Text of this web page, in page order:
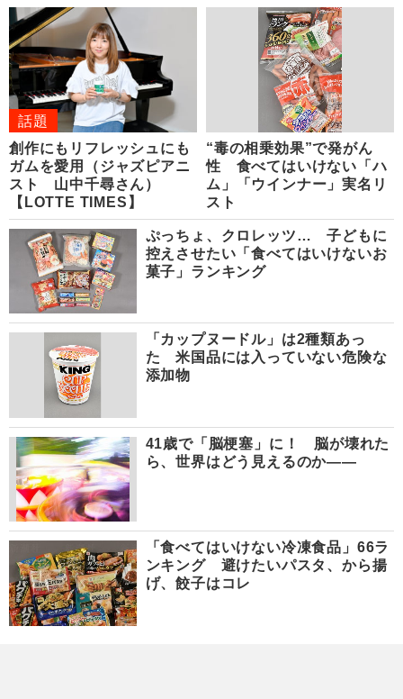
話題
創作にもリフレッシュにも
ガムを愛用（ジャズピアニ
スト 山中千尋さん）
【LOTTE TIMES】
“毒の相乗効果”で発がん
性 食べてはいけない「ハ
ム」「ウインナー」実名リ
スト
ぷっちょ、クロレッツ… 子どもに
控えさせたい「食べてはいけないお
菓子」ランキング
「カップヌードル」は2種類あっ
た 米国品には入っていない危険な
添加物
41歳で「脳梗塞」に！ 脳が壊れた
ら、世界はどう見えるのか――
「食べてはいけない冷凍食品」66ラ
ンキング 避けたいパスタ、から揚
げ、餃子はコレ